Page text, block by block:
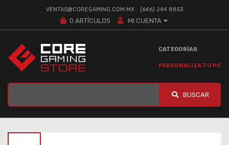
VENTAS@COREGAMING.COM.MX (646) 244 8853
0 ARTÍCULOS MI CUENTA
CATEGORÍAS
PERSONALIZA TU PC
BUSCAR